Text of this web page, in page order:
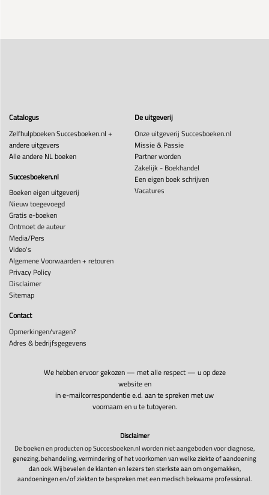
Catalogus
Zelfhulpboeken Succesboeken.nl +
andere uitgevers
Alle andere NL boeken
Succesboeken.nl
Boeken eigen uitgeverij
Nieuw toegevoegd
Gratis e-boeken
Ontmoet de auteur
Media/Pers
Video's
Algemene Voorwaarden + retouren
Privacy Policy
Disclaimer
Sitemap
De uitgeverij
Onze uitgeverij Succesboeken.nl
Missie & Passie
Partner worden
Zakelijk - Boekhandel
Een eigen boek schrijven
Vacatures
Contact
Opmerkingen/vragen?
Adres & bedrijfsgegevens
We hebben ervoor gekozen — met alle respect — u op deze
website en
in e-mailcorrespondentie e.d. aan te spreken met uw
voornaam en u te tutoyeren.
Disclaimer
De boeken en producten op Succesboeken.nl worden niet aangeboden voor diagnose,
genezing, behandeling, vermindering of het voorkomen van welke ziekte of aandoening
dan ook. Wij bevelen de klanten en lezers ten sterkste aan om ongemakken,
aandoeningen en/of ziekten te bespreken met een medisch bekwame professional.